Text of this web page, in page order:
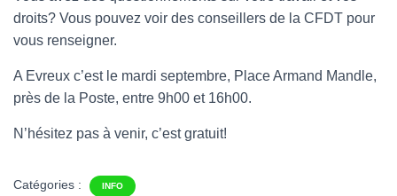
droits? Vous pouvez voir des conseillers de la CFDT pour
vous renseigner.
A Evreux c’est le mardi septembre, Place Armand Mandle,
près de la Poste, entre 9h00 et 16h00.
N’hésitez pas à venir, c’est gratuit!
Catégories : INFO